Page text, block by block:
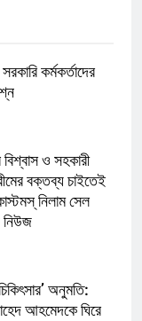
কর্মকর্তাদের
ও সহকারী
বক্তব্য চাইতেই
নিলাম সেল
নিউজ
অনুমতি:
আহমেদকে ঘিরে